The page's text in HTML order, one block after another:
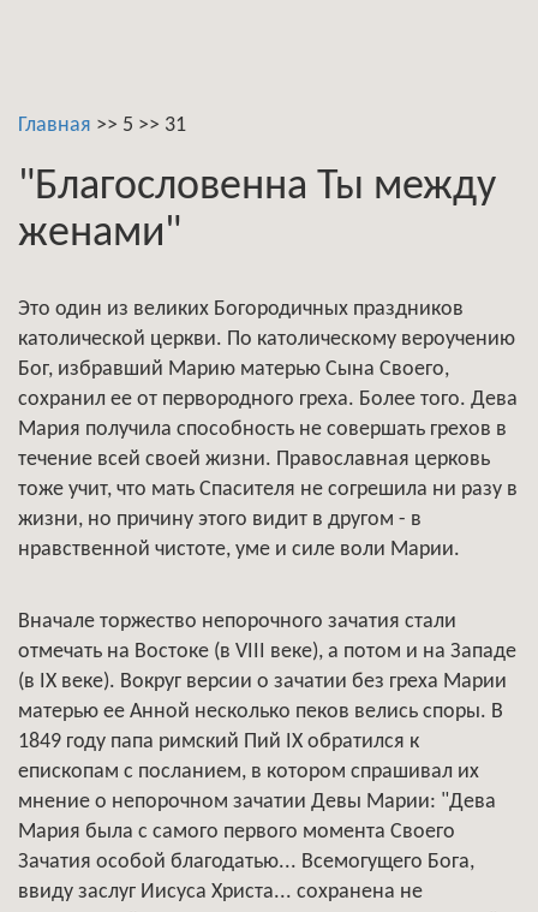
Главная >> 5 >> 31
"Благословенна Ты между
женами"
Это один из великих Богородичных праздников
католической церкви. По католическому вероучению
Бог, избравший Марию матерью Сына Своего,
сохранил ее от первородного греха. Более того. Дева
Мария получила способность не совершать грехов в
течение всей своей жизни. Православная церковь
тоже учит, что мать Спасителя не согрешила ни разу в
жизни, но причину этого видит в другом - в
нравственной чистоте, уме и силе воли Марии.
Вначале торжество непорочного зачатия стали
отмечать на Востоке (в VIII веке), а потом и на Западе
(в IX веке). Вокруг версии о зачатии без греха Марии
матерью ее Анной несколько пеков велись споры. В
1849 году папа римский Пий IX обратился к
епископам с посланием, в котором спрашивал их
мнение о непорочном зачатии Девы Марии: "Дева
Мария была с самого первого момента Своего
Зачатия особой благодатью... Всемогущего Бога,
ввиду заслуг Иисуса Христа... сохранена не